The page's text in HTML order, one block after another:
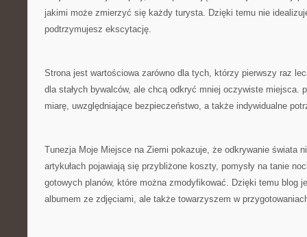
jakimi może zmierzyć się każdy turysta. Dzięki temu nie
podtrzymujesz ekscytację.
Strona jest wartościowa zarówno dla tych, którzy pierwszy raz
dla stałych bywalców, ale chcą odkryć mniej oczywiste miejsca.
miarę, uwzględniające bezpieczeństwo, a także indywidualne
Tunezja Moje Miejsce na Ziemi pokazuje, że odkrywanie świata
artykułach pojawiają się przybliżone koszty, pomysły na tanie
gotowych planów, które można zmodyfikować. Dzięki temu blog
albumem ze zdjęciami, ale także towarzyszem w